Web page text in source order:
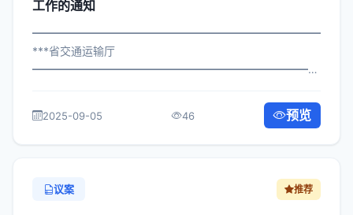
工作的通知
***省交通运输厅
属机构： 为深入贯彻落实习近平总...
2025-09-05 46 预览
议案 推荐